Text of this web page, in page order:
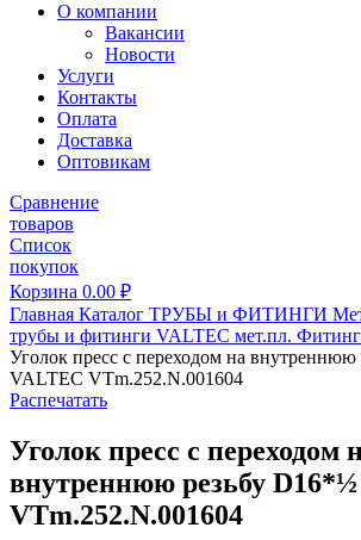
О компании
Вакансии
Новости
Услуги
Контакты
Оплата
Доставка
Оптовикам
Сравнение
товаров
Список
покупок
Корзина 0.00 ₽
Главная Каталог ТРУБЫ и ФИТИНГИ
трубы и фитинги VALTEC мет.пл.
Уголок пресс с переходом на
VALTEC VTm.252.N.001604
Распечатать
Уголок пресс с переходом
внутреннюю резьбу
VTm.252.N.001604